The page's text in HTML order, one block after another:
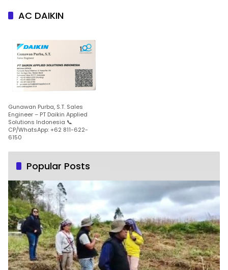
AC DAIKIN
Gunawan Purba, S.T. Sales
Engineer – PT Daikin Applied
Solutions Indonesia 📞
CP/WhatsApp: +62 811-622-
6150
Popular Posts